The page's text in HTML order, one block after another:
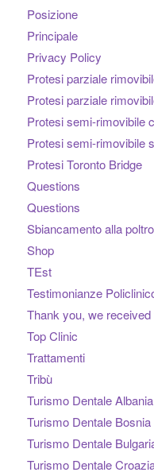
Posizione
Principale
Privacy Policy
Protesi parziale
Protesi parziale
Protesi semi-rimovibile
Protesi semi-rimovibile
Protesi Toronto Bridge
Questions
Questions
Sbiancamento alla
Shop
TEst
Testimonianze
Thank you, we
Top Clinic
Trattamenti
Tribù
Turismo Dentale Albania
Turismo Dentale Bosnia
Turismo Dentale
Turismo Dentale